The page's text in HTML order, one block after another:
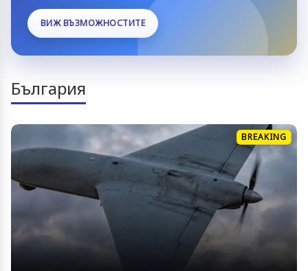
ВИЖ ВЪЗМОЖНОСТИТЕ
България
BREAKING